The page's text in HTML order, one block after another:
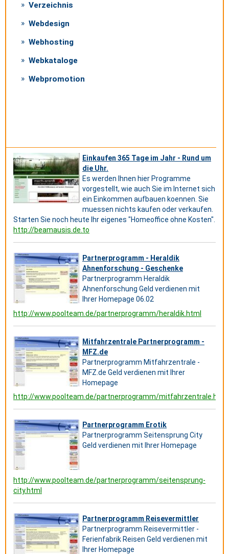
Verzeichnis
Webdesign
Webhosting
Webkataloge
Webpromotion
Einkaufen 365 Tage im Jahr - Rund um
die Uhr.
Es werden Ihnen hier Programme
vorgestellt, wie auch Sie im Internet sich
ein Einkommen aufbauen koennen. Sie
muessen nichts kaufen oder verkaufen.
Starten Sie noch heute Ihr eigenes "Homeoffice ohne Kosten".
http://beamausis.de.to
Partnerprogramm - Heraldik
Ahnenforschung - Geschenke
Partnerprogramm Heraldik
Ahnenforschung Geld verdienen mit
Ihrer Homepage 06.02
http://www.poolteam.de/partnerprogramm/heraldik.html
Mitfahrzentrale Partnerprogramm -
MFZ.de
Partnerprogramm Mitfahrzentrale -
MFZ.de Geld verdienen mit Ihrer
Homepage
http://www.poolteam.de/partnerprogramm/mitfahrzentrale.html
Partnerprogramm Erotik
Partnerprogramm Seitensprung City
Geld verdienen mit Ihrer Homepage
http://www.poolteam.de/partnerprogramm/seitensprung-
city.html
Partnerprogramm Reisevermittler
Partnerprogramm Reisevermittler -
Ferienfabrik Reisen Geld verdienen mit
Ihrer Homepage